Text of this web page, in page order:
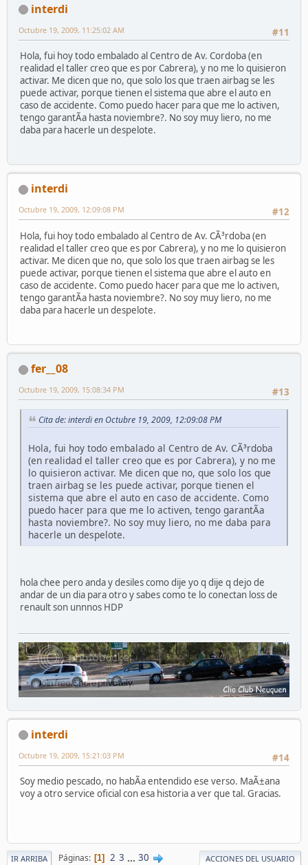
interdi
#11
Octubre 19, 2009, 11:25:02 AM
Hola, fui hoy todo embalado al Centro de Av. Cordoba (en
realidad el taller creo que es por Cabrera), y no me lo quisieron
activar. Me dicen que no, que solo los que traen airbag se les
puede activar, porque tienen el sistema que abre el auto en
caso de accidente. Como puedo hacer para que me lo activen,
tengo garantÃ­a hasta noviembre?. No soy muy liero, no me
daba para hacerle un despelote.
interdi
#12
Octubre 19, 2009, 12:09:08 PM
Hola, fui hoy todo embalado al Centro de Av. CÃ³rdoba (en
realidad el taller creo que es por Cabrera), y no me lo quisieron
activar. Me dicen que no, que solo los que traen airbag se les
puede activar, porque tienen el sistema que abre el auto en
caso de accidente. Como puedo hacer para que me lo activen,
tengo garantÃ­a hasta noviembre?. No soy muy liero, no me
daba para hacerle un despelote.
fer__08
#13
Octubre 19, 2009, 15:08:34 PM
Cita de: interdi en Octubre 19, 2009, 12:09:08 PM
Hola, fui hoy todo embalado al Centro de Av. CÃ³rdoba
(en realidad el taller creo que es por Cabrera), y no me
lo quisieron activar. Me dicen que no, que solo los que
traen airbag se les puede activar, porque tienen el
sistema que abre el auto en caso de accidente. Como
puedo hacer para que me lo activen, tengo garantÃ­a
hasta noviembre?. No soy muy liero, no me daba para
hacerle un despelote.
hola chee pero anda y desiles como dije yo q dije q dejo de
andar de un dia para otro y sabes como te lo conectan loss de
renault son unnnos HDP
interdi
#14
Octubre 19, 2009, 15:21:03 PM
Soy medio pescado, no habÃ­a entendido ese verso. MaÃ±ana
voy a otro service oficial con esa historia a ver que tal. Gracias.
IR ARRIBA Páginas 1 2 3 ... 30 ACCIONES DEL USUARIO